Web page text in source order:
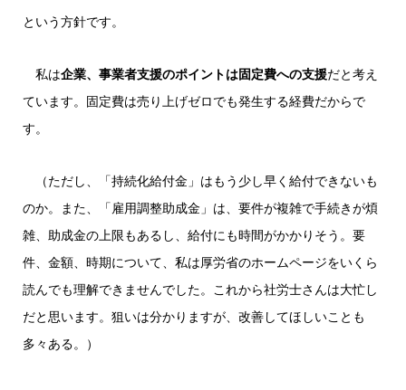
という方針です。
私は企業、事業者支援のポイントは固定費への支援だと考え
ています。固定費は売り上げゼロでも発生する経費だからで
す。
（ただし、「持続化給付金」はもう少し早く給付できないも
のか。また、「雇用調整助成金」は、要件が複雑で手続きが煩
雑、助成金の上限もあるし、給付にも時間がかかりそう。要
件、金額、時期について、私は厚労省のホームページをいくら
読んでも理解できませんでした。これから社労士さんは大忙し
だと思います。狙いは分かりますが、改善してほしいことも
多々ある。）